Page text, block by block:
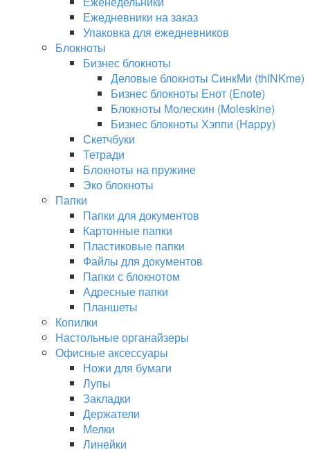
Ежедневники на заказ
Упаковка для ежедневников
Блокноты
Бизнес блокноты
Деловые блокноты СинкМи (thINKme)
Бизнес блокноты Енот (Enote)
Блокноты Молескин (Moleskine)
Бизнес блокноты Хэппи (Happy)
Скетчбуки
Тетради
Блокноты на пружине
Эко блокноты
Папки
Папки для документов
Картонные папки
Пластиковые папки
Файлы для документов
Папки с блокнотом
Адресные папки
Планшеты
Копилки
Настольные органайзеры
Офисные аксессуары
Ножи для бумаги
Лупы
Закладки
Держатели
Мелки
Линейки